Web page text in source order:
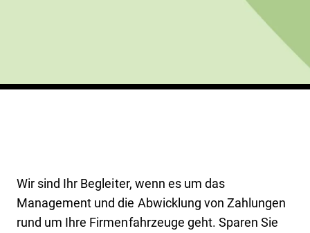
Wir sind Ihr Begleiter, wenn es um das
Management und die Abwicklung von Zahlungen
rund um Ihre Firmenfahrzeuge geht. Sparen Sie